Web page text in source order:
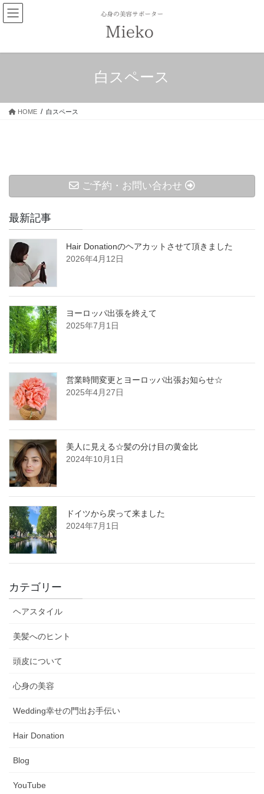
コ
ン
ツ
ッ
ナ
ビ
シ
移
白スペース
HOME 白スペース
ご予約・お問い合わせ
最新記事
Hair Donationのヘアカットさせて頂きました
2026年4月12日
ヨーロッパ出張を終えて
2025年7月1日
営業時間変更とヨーロッパ出張お知らせ☆
2025年4月27日
美人に見える☆髪の分け目の黄金比
2024年10月1日
ドイツから戻って来ました
2024年7月1日
カテゴリー
ヘアスタイル
美髪へのヒント
頭皮について
心身の美容
Wedding幸せの門出お手伝い
Hair Donation
Blog
YouTube